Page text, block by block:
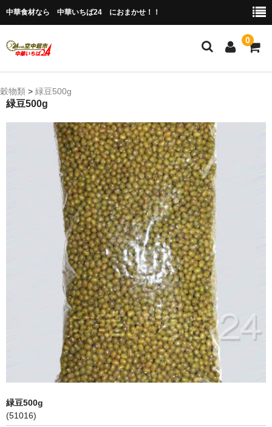
中華食材なら 中華いちば24 におまかせ！！
0
ホーム
人気のアイテム
商品ジャンル別
冷凍 肉類＆点心
冷蔵 惣菜＆食品
野菜＆果物
穀物類 > 緑豆500g
緑豆500g
緑豆500g
(51016)